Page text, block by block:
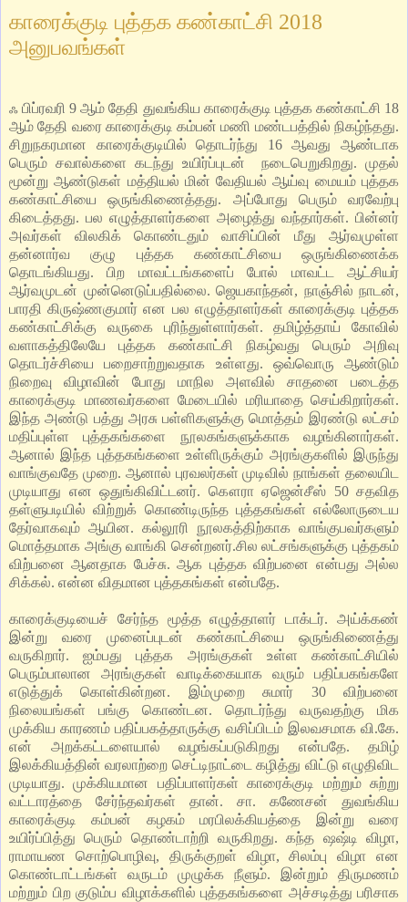
காரைக்குடி புத்தக கண்காட்சி 2018
அனுபவங்கள்
ஃ பிப்ரவரி 9 ஆம் தேதி துவங்கிய காரைக்குடி புத்தக கண்காட்சி 18
ஆம் தேதி வரை காரைக்குடி கம்பன் மணி மண்டபத்தில் நிகழ்ந்தது.
சிறுநகரமான காரைக்குடியில் தொடர்ந்து 16 ஆவது ஆண்டாக
பெரும் சவால்களை கடந்து உயிர்ப்புடன் நடைபெறுகிறது. முதல்
மூன்று ஆண்டுகள் மத்தியல் மின் வேதியல் ஆய்வு மையம் புத்தக
கண்காட்சியை ஒருங்கிணைத்தது. அப்போது பெரும் வரவேற்பு
கிடைத்தது. பல எழுத்தாளர்களை அழைத்து வந்தார்கள். பின்னர்
அவர்கள் விலகிக் கொண்டதும் வாசிப்பின் மீது ஆர்வமுள்ள
தன்னார்வ குழு புத்தக கண்காட்சியை ஒருங்கிணைக்க
தொடங்கியது. பிற மாவட்டங்களைப் போல் மாவட்ட ஆட்சியர்
ஆர்வமுடன் முன்னெடுப்பதில்லை. ஜெயகாந்தன், நாஞ்சில் நாடன்,
பாரதி கிருஷ்ணகுமார் என பல எழுத்தாளர்கள் காரைக்குடி புத்தக
கண்காட்சிக்கு வருகை புரிந்துள்ளார்கள். தமிழ்த்தாய் கோவில்
வளாகத்திலேயே புத்தக கண்காட்சி நிகழ்வது பெரும் அறிவு
தொடர்ச்சியை பறைசாற்றுவதாக உள்ளது. ஒவ்வொரு ஆண்டும்
நிறைவு விழாவின் போது மாநில அளவில் சாதனை படைத்த
காரைக்குடி மாணவர்களை மேடையில் மரியாதை செய்கிறார்கள்.
இந்த அண்டு பத்து அரசு பள்ளிகளுக்கு மொத்தம் இரண்டு லட்சம்
மதிப்புள்ள புத்தகங்களை நூலகங்களுக்காக வழங்கினார்கள்.
ஆனால் இந்த புத்தகங்களை உள்ளிருக்கும் அரங்குகளில் இருந்து
வாங்குவதே முறை. ஆனால் புரவலர்கள் முடிவில் நாங்கள் தலையிட
முடியாது என ஒதுங்கிவிட்டனர். கௌரா ஏஜென்சீஸ் 50 சதவித
தள்ளுபடியில் விற்றுக் கொண்டிருந்த புத்தகங்கள் எல்லோருடைய
தேர்வாகவும் ஆயின. கல்லூரி நூலகத்திற்காக வாங்குபவர்களும்
மொத்தமாக அங்கு வாங்கி சென்றனர்.சில லட்சங்களுக்கு புத்தகம்
விற்பனை ஆனதாக பேச்சு. ஆக புத்தக விற்பனை என்பது அல்ல
சிக்கல். என்ன விதமான புத்தகங்கள் என்பதே.
காரைக்குடியைச் சேர்ந்த மூத்த எழுத்தாளர் டாக்டர். அய்க்கண்
இன்று வரை முனைப்புடன் கண்காட்சியை ஒருங்கிணைத்து
வருகிறார். ஐம்பது புத்தக அரங்குகள் உள்ள கண்காட்சியில்
பெரும்பாலான அரங்குகள் வாடிக்கையாக வரும் பதிப்பகங்களே
எடுத்துக் கொள்கின்றன. இம்முறை சுமார் 30 விற்பனை
நிலையங்கள் பங்கு கொண்டன. தொடர்ந்து வருவதற்கு மிக
முக்கிய காரணம் பதிப்பகத்தாருக்கு வசிப்பிடம் இலவசமாக வி.கே.
என் அறக்கட்டளையால் வழங்கப்படுகிறது என்பதே. தமிழ்
இலக்கியத்தின் வரலாற்றை செட்டிநாட்டை கழித்து விட்டு எழுதிவிட
முடியாது. முக்கியமான பதிப்பாளர்கள் காரைக்குடி மற்றும் சுற்று
வட்டாரத்தை சேர்ந்தவர்கள் தான். சா. கணேசன் துவங்கிய
காரைக்குடி கம்பன் கழகம் மரபிலக்கியத்தை இன்று வரை
உயிர்ப்பித்து பெரும் தொண்டாற்றி வருகிறது. கந்த ஷஷ்டி விழா,
ராமாயண சொற்பொழிவு, திருக்குறள் விழா, சிலம்பு விழா என
கொண்டாட்டங்கள் வருடம் முழுக்க நீளும். இன்றும் திருமணம்
மற்றும் பிற குடும்ப விழாக்களில் புத்தகங்களை அச்சடித்து பரிசாக